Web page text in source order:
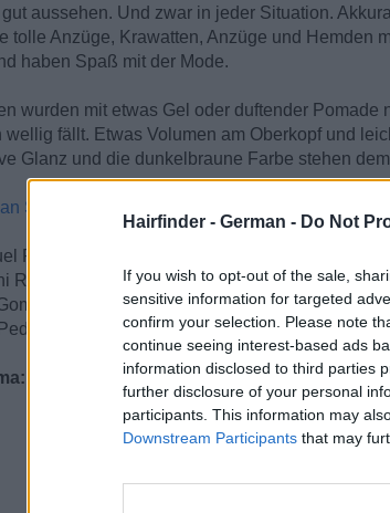
Hairfinder - German - Do Not
If you wish to opt-out of the sale,
sensitive information for targeted
confirm your selection. Please note
continue seeing interest-based ads
information disclosed to third parties
further disclosure of your personal
participants. This information may
Downstream Participants that may
aussehen. Und zwar in jeder Situation.
tolle Anzüge, Krawatten, Anzüge und Hemden
haben Spaß mit der Mode.
wurden mit etwas Gel oder duftender Pomade
wellig fällt. Etwas Volumen am Oberkopf und
Glanz und die dunkelbraune Farbe stehen
Summer
Rocher Team
Ribeiro
Pedro Pacheco
Männerfrisuren